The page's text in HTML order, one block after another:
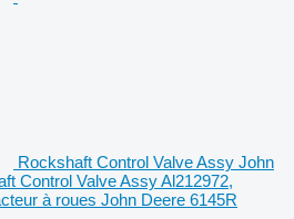
Rockshaft Control Valve Assy John
Control Valve Assy Al212972,
à roues John Deere 6145R